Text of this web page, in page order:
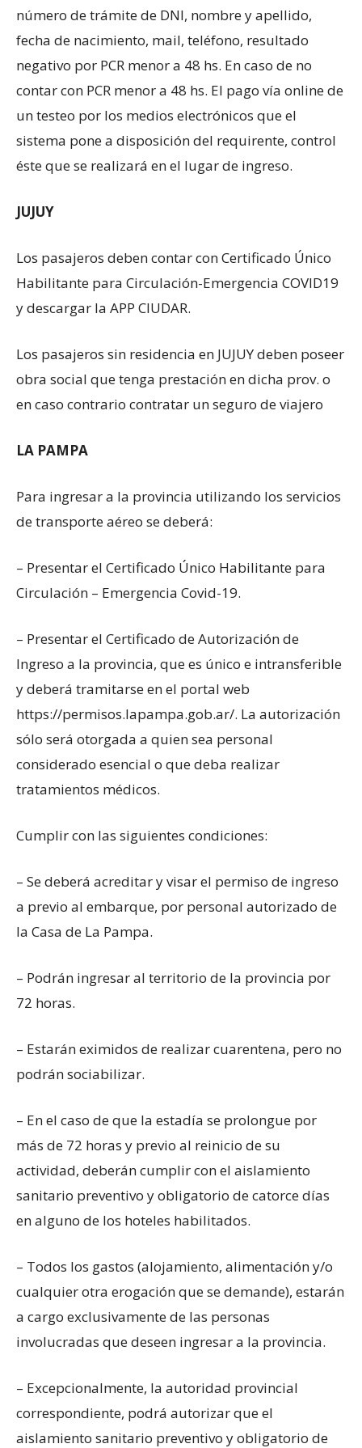
número de trámite de DNI, nombre y apellido,
fecha de nacimiento, mail, teléfono, resultado
negativo por PCR menor a 48 hs. En caso de no
contar con PCR menor a 48 hs. El pago vía online de
un testeo por los medios electrónicos que el
sistema pone a disposición del requirente, control
éste que se realizará en el lugar de ingreso.
JUJUY
Los pasajeros deben contar con Certificado Único
Habilitante para Circulación-Emergencia COVID19
y descargar la APP CIUDAR.
Los pasajeros sin residencia en JUJUY deben poseer
obra social que tenga prestación en dicha prov. o
en caso contrario contratar un seguro de viajero
LA PAMPA
Para ingresar a la provincia utilizando los servicios
de transporte aéreo se deberá:
– Presentar el Certificado Único Habilitante para
Circulación – Emergencia Covid-19.
– Presentar el Certificado de Autorización de
Ingreso a la provincia, que es único e intransferible
y deberá tramitarse en el portal web
https://permisos.lapampa.gob.ar/. La autorización
sólo será otorgada a quien sea personal
considerado esencial o que deba realizar
tratamientos médicos.
Cumplir con las siguientes condiciones:
– Se deberá acreditar y visar el permiso de ingreso
a previo al embarque, por personal autorizado de
la Casa de La Pampa.
– Podrán ingresar al territorio de la provincia por
72 horas.
– Estarán eximidos de realizar cuarentena, pero no
podrán sociabilizar.
– En el caso de que la estadía se prolongue por
más de 72 horas y previo al reinicio de su
actividad, deberán cumplir con el aislamiento
sanitario preventivo y obligatorio de catorce días
en alguno de los hoteles habilitados.
– Todos los gastos (alojamiento, alimentación y/o
cualquier otra erogación que se demande), estarán
a cargo exclusivamente de las personas
involucradas que deseen ingresar a la provincia.
– Excepcionalmente, la autoridad provincial
correspondiente, podrá autorizar que el
aislamiento sanitario preventivo y obligatorio de